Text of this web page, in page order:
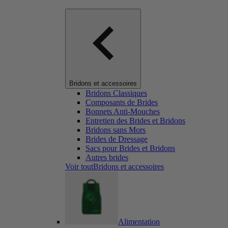
Bridons et accessoires
Bridons Classiques
Composants de Brides
Bonnets Anti-Mouches
Entretien des Brides et Bridons
Bridons sans Mors
Brides de Dressage
Sacs pour Brides et Bridons
Autres brides
Voir toutBridons et accessoires
Alimentation